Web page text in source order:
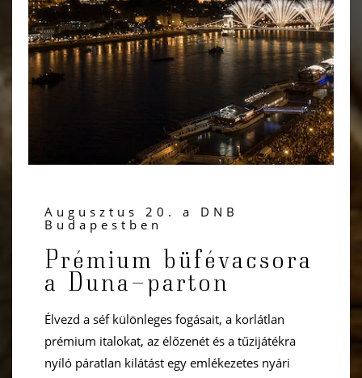
Augusztus 20. a DNB
Budapestben
Prémium büfévacsora
a Duna-parton
Élvezd a séf különleges fogásait, a korlátlan
prémium italokat, az élőzenét és a tűzijátékra
nyíló páratlan kilátást egy emlékezetes nyári